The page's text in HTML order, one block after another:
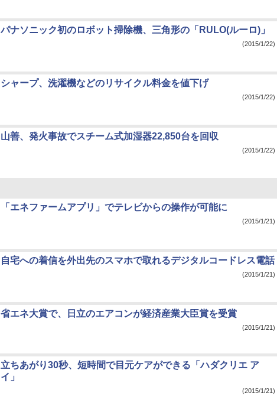
パナソニック初のロボット掃除機、三角形の「RULO(ルーロ)」
(2015/1/22)
シャープ、洗濯機などのリサイクル料金を値下げ
(2015/1/22)
山善、発火事故でスチーム式加湿器22,850台を回収
(2015/1/22)
「エネファームアプリ」でテレビからの操作が可能に
(2015/1/21)
自宅への着信を外出先のスマホで取れるデジタルコードレス電話
(2015/1/21)
省エネ大賞で、日立のエアコンが経済産業大臣賞を受賞
(2015/1/21)
立ちあがり30秒、短時間で目元ケアができる「ハダクリエ ア
イ」
(2015/1/21)